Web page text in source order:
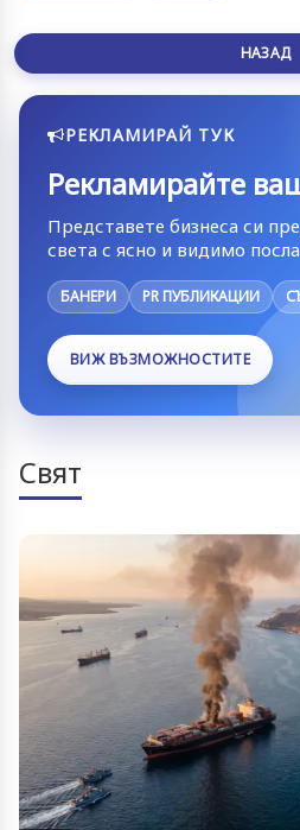
НАЗАД
РЕКЛАМИРАЙ ТУК
Рекламирайте
Представете бизнеса си
света с ясно и видимо
БАНЕРИ PR ПУБЛИКАЦИИ
ВИЖ ВЪЗМОЖНОСТИТЕ
Свят